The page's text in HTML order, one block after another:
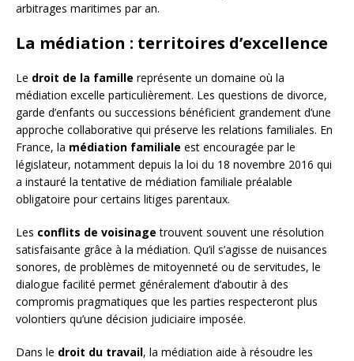
arbitrages maritimes par an.
La médiation : territoires d’excellence
Le droit de la famille représente un domaine où la
médiation excelle particulièrement. Les questions de divorce,
garde d’enfants ou successions bénéficient grandement d’une
approche collaborative qui préserve les relations familiales. En
France, la médiation familiale est encouragée par le
législateur, notamment depuis la loi du 18 novembre 2016 qui
a instauré la tentative de médiation familiale préalable
obligatoire pour certains litiges parentaux.
Les conflits de voisinage trouvent souvent une résolution
satisfaisante grâce à la médiation. Qu’il s’agisse de nuisances
sonores, de problèmes de mitoyenneté ou de servitudes, le
dialogue facilité permet généralement d’aboutir à des
compromis pragmatiques que les parties respecteront plus
volontiers qu’une décision judiciaire imposée.
Dans le droit du travail, la médiation aide à résoudre les